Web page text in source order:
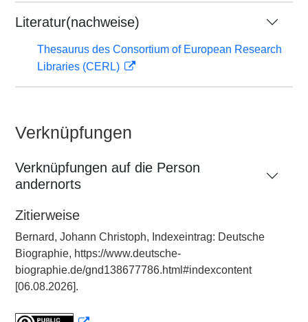
Literatur(nachweise)
Thesaurus des Consortium of European Research
Libraries (CERL)
Verknüpfungen
Verknüpfungen auf die Person
andernorts
Zitierweise
Bernard, Johann Christoph, Indexeintrag: Deutsche
Biographie, https://www.deutsche-
biographie.de/gnd138677786.html#indexcontent
[06.08.2026].